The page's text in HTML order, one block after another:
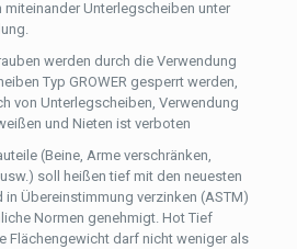
miteinander Unterlegscheiben unter
werden durch die Verwendung
Typ GROWER gesperrt werden,
von Unterlegscheiben, Verwendung
und Nieten ist verboten
(Beine, Arme verschränken,
soll heißen tief mit den neuesten
in Übereinstimmung verzinken (ASTM)
Normen genehmigt. Hot Tief
Flächengewicht darf nicht weniger als